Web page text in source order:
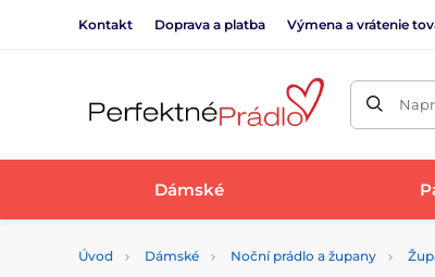
Kontakt Doprava a platba Výmena a vrátenie
Dámské
Úvod Dámské Noční prádlo a župany